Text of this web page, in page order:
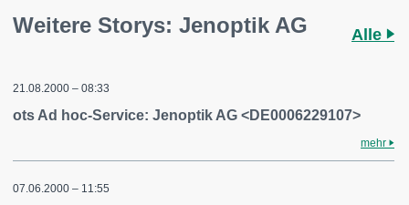
Weitere Storys: Jenoptik AG Alle
21.08.2000 – 08:33
ots Ad hoc-Service: Jenoptik AG <DE0006229107>
mehr
07.06.2000 – 11:55